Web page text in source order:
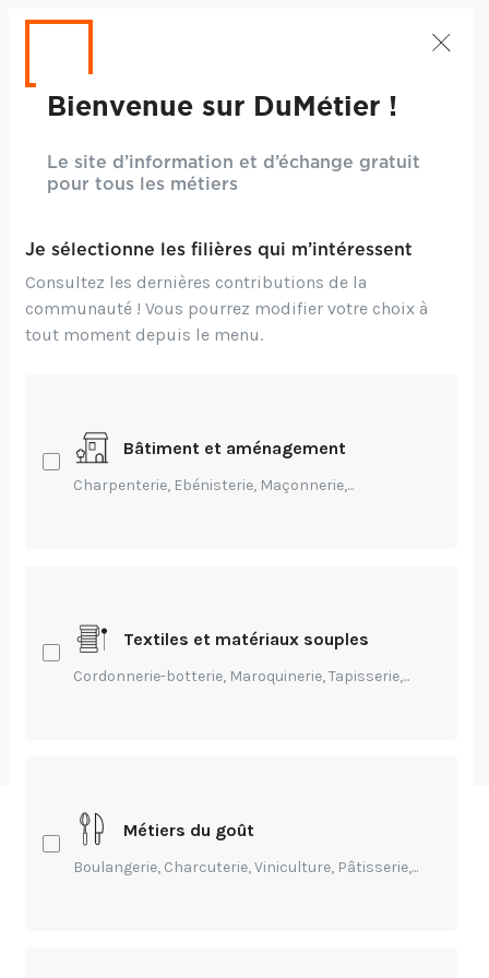
Environnement, Technique, Innovation
innovations
Sommaire
Bienvenue sur DuMétier !
Le site d’information et d’échange gratuit
pour tous les métiers
Je sélectionne les filières qui m’intéressent
Consultez les dernières contributions de la
communauté ! Vous pourrez modifier votre choix à
tout moment depuis le menu.
Bâtiment et aménagement
Charpenterie, Ebénisterie, Maçonnerie,...
Textiles et matériaux souples
Cordonnerie-botterie, Maroquinerie, Tapisserie,...
Métiers du goût
Boulangerie, Charcuterie, Viniculture, Pâtisserie,...